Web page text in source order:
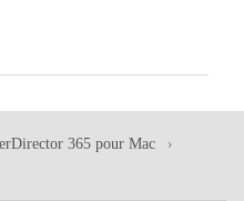
365 pour Mac